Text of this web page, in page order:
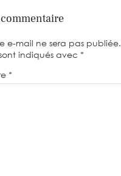
e-mail ne sera pas publiée.
indiqués avec *
*